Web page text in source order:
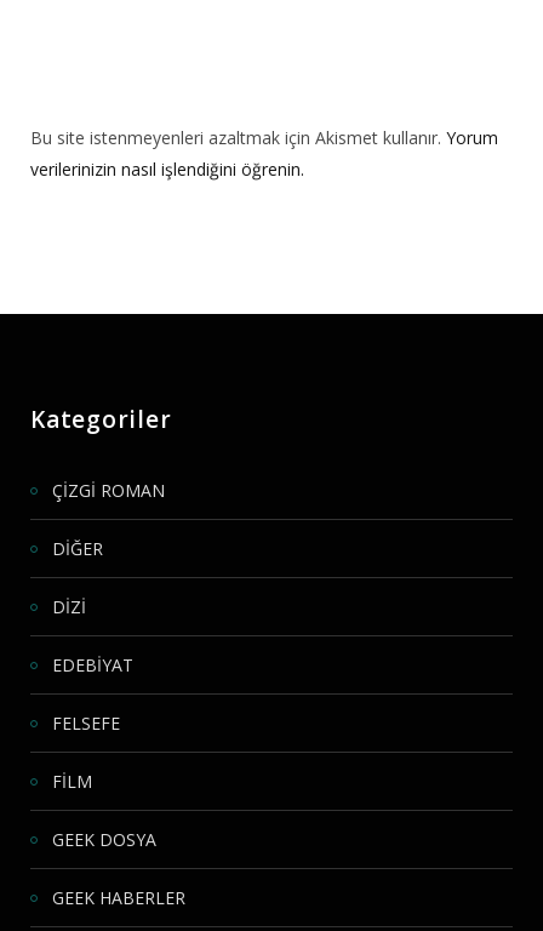
Bu site istenmeyenleri azaltmak için Akismet kullanır. Yorum
verilerinizin nasıl işlendiğini öğrenin.
Kategoriler
ÇİZGİ ROMAN
DİĞER
DİZİ
EDEBİYAT
FELSEFE
FİLM
GEEK DOSYA
GEEK HABERLER